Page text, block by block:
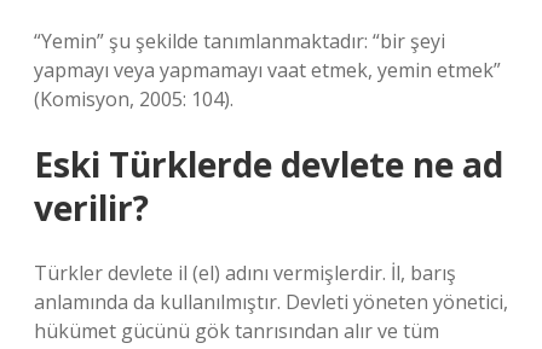
“Yemin” şu şekilde tanımlanmaktadır: “bir şeyi
yapmayı veya yapmamayı vaat etmek, yemin etmek”
(Komisyon, 2005: 104).
Eski Türklerde devlete ne ad
verilir?
Türkler devlete il (el) adını vermişlerdir. İl, barış
anlamında da kullanılmıştır. Devleti yöneten yönetici,
hükümet gücünü gök tanrısından alır ve tüm